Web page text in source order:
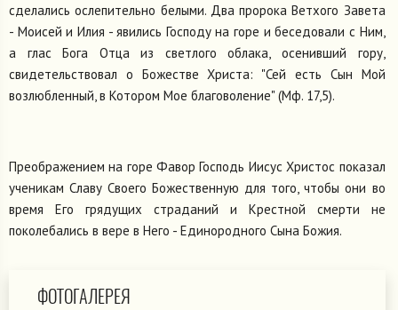
сделались ослепительно белыми. Два пророка Ветхого Завета
- Моисей и Илия - явились Господу на горе и беседовали с Ним,
а глас Бога Отца из светлого облака, осенивший гору,
свидетельствовал о Божестве Христа: "Сей есть Сын Мой
возлюбленный, в Котором Мое благоволение" (Мф. 17,5).
Преображением на горе Фавор Господь Иисус Христос показал
ученикам Славу Своего Божественную для того, чтобы они во
время Его грядущих страданий и Крестной смерти не
поколебались в вере в Него - Единородного Сына Божия.
ФОТОГАЛЕРЕЯ